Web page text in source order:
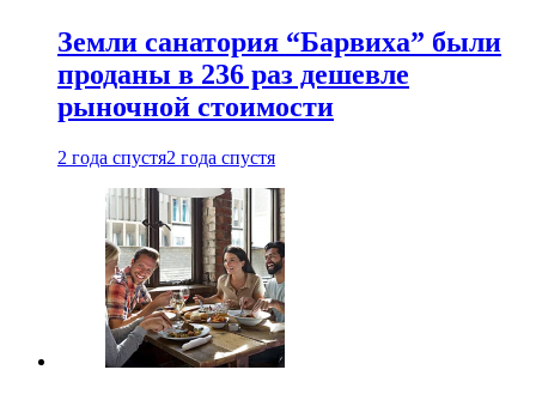
Земли санатория “Барвиха” были
проданы в 236 раз дешевле
рыночной стоимости
2 года спустя2 года спустя